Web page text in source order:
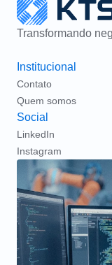
Transformando
Institucional
Contato
Quem somos
Social
LinkedIn
Instagram